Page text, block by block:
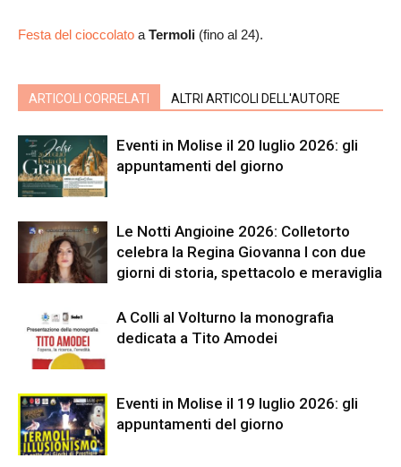
Festa del cioccolato a Termoli (fino al 24).
ARTICOLI CORRELATI ALTRI ARTICOLI DELL'AUTORE
Eventi in Molise il 20 luglio 2026: gli
appuntamenti del giorno
Le Notti Angioine 2026: Colletorto
celebra la Regina Giovanna I con due
giorni di storia, spettacolo e meraviglia
A Colli al Volturno la monografia
dedicata a Tito Amodei
Eventi in Molise il 19 luglio 2026: gli
appuntamenti del giorno